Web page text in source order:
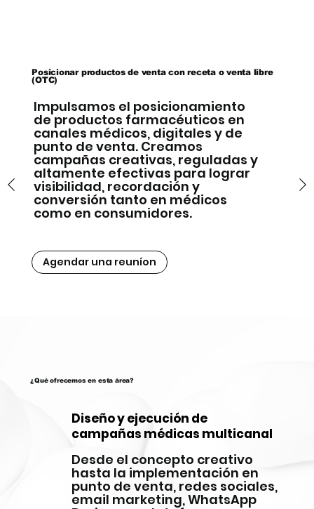
Posicionar productos de venta con receta o venta libre
(OTC)
Impulsamos el posicionamiento
de productos farmacéuticos en
canales médicos, digitales y de
punto de venta. Creamos
campañas creativas, reguladas y
altamente efectivas para lograr
visibilidad, recordación y
conversión tanto en médicos
como en consumidores.
Agendar una reuníon
¿Qué ofrecemos en esta área?
Diseño y ejecución de
campañas médicas multicanal
Desde el concepto creativo
hasta la implementación en
punto de venta, redes sociales,
email marketing, WhatsApp